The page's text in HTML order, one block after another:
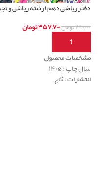
دفتر ریاضی دهم (رشته ریاضی و
۴۹۰,۰۰۰تومان۳۵۷,۷۰۰تومان
افزودن به سبد خرید
مشخصات محصول
سال چاپ : ۱۴۰۵
انتشارات : گاج